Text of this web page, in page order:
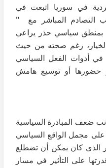
في سوريا اتبعت في
التصادم المباشر مع "
بمنطق سياسي حذر يراعي
الخيار، رغم صحته من حيث
في أدوات الفعل السياسي
حضورها أو توسيع هامش
ضعف المبادرة السياسية
على مجمل الواقع السياسي
الذي كان يمكن أن تضطلع
على التأثير في مسار